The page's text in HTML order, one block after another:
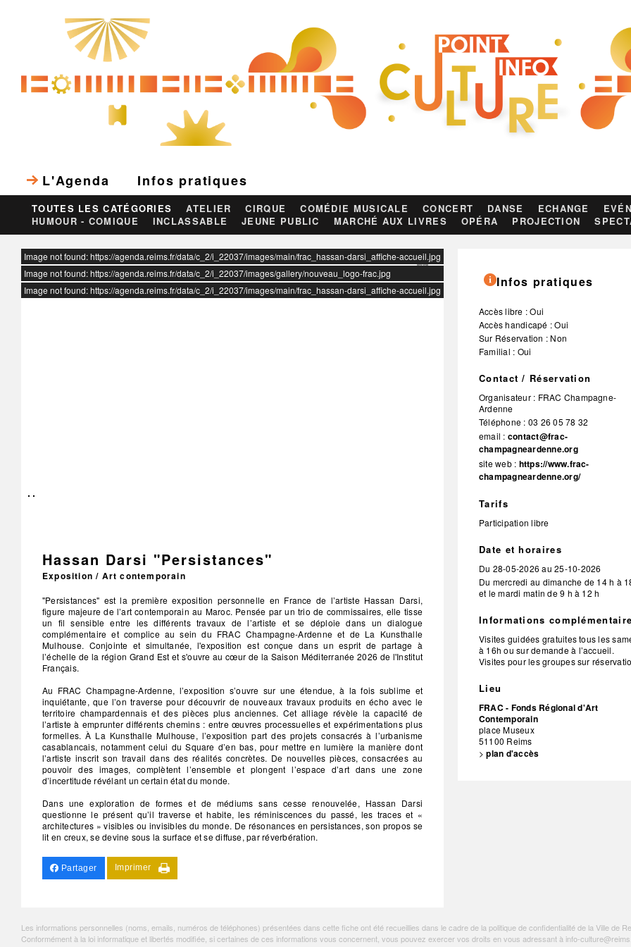
L'Agenda Infos pratiques
TOUTES LES CATÉGORIES ATELIER CIRQUE COMÉDIE MUSICALE CONCERT DANSE ECHANGE
HUMOUR - COMIQUE
INCLASSABLE JEUNE PUBLIC MARCHÉ AUX LIVRES OPÉRA PROJECTION
Image not found: https://agenda.reims.fr/data/c_2/i_22037/images/main/frac_hassan-darsi_affiche-accueil.jpg
Image not found: https://agenda.reims.fr/data/c_2/i_22037/images/gallery/nouveau_logo-frac.jpg
Image not found: https://agenda.reims.fr/data/c_2/i_22037/images/main/frac_hassan-darsi_affiche-accueil.jpg
Hassan Darsi "Persistances"
Exposition / Art contemporain
"Persistances" est la première exposition personnelle en France de l’artiste Hassan Darsi,
figure majeure de l’art contemporain au Maroc. Pensée par un trio de commissaires, elle tisse
un fil sensible entre les différents travaux de l’artiste et se déploie dans un dialogue
complémentaire et complice au sein du FRAC Champagne-Ardenne et de La Kunsthalle
Mulhouse. Conjointe et simultanée, l'exposition est conçue dans un esprit de partage à
l’échelle de la région Grand Est et s'ouvre au cœur de la Saison Méditerranée 2026 de l'Institut
Français.
Au FRAC Champagne-Ardenne, l’exposition s’ouvre sur une étendue, à la fois sublime et
inquiétante, que l’on traverse pour découvrir de nouveaux travaux produits en écho avec le
territoire champardennais et des pièces plus anciennes. Cet alliage révèle la capacité de
l’artiste à emprunter différents chemins : entre œuvres processuelles et expérimentations plus
formelles. À La Kunsthalle Mulhouse, l’exposition part des projets consacrés à l’urbanisme
casablancais, notamment celui du Square d’en bas, pour mettre en lumière la manière dont
l’artiste inscrit son travail dans des réalités concrètes. De nouvelles pièces, consacrées au
pouvoir des images, complètent l’ensemble et plongent l’espace d’art dans une zone
d’incertitude révélant un certain état du monde.
Dans une exploration de formes et de médiums sans cesse renouvelée, Hassan Darsi
questionne le présent qu’il traverse et habite, les réminiscences du passé, les traces et «
architectures » visibles ou invisibles du monde. De résonances en persistances, son propos se
lit en creux, se devine sous la surface et se diffuse, par réverbération.
Partager Imprimer
Infos pratiques
Accès libre : Oui
Accès handicapé : Oui
Sur Réservation : Non
Familial : Oui
Contact / Réservation
Organisateur : FRAC Champagne-
Ardenne
Téléphone : 03 26 05 78 32
email : contact@frac-
champagneardenne.org
site web : https://www.frac-
champagneardenne.org/
Tarifs
Participation libre
Date et horaires
Du 28-05-2026 au25-10-2026
Du mercredi au dimanche de 14 h à
et le mardi matin de 9 h à 12 h
Informations
Visites guidées gratuites tous les
à 16h ou sur demande à l’accueil.
Visites pour les groupes sur
Lieu
FRAC - Fonds Régional d'Art
Contemporain
place Museux
51100 Reims
>plan d'accès
Les informations personnelles (noms, emails, numéros de téléphones) présentées dans cette fiche ont été recueillies dans le cadre de la politique deconfidentialité de la Ville de
Conformément à la loi informatique et libertés modifiée, si certaines de ces informations vous concernent, vous pouvez exercer vos droits en vous adressant à info-